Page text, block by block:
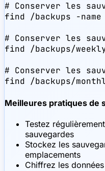
# Conserver les
find /backups -
# Conserver les
find /backups/
# Conserver les
find /backups/
Meilleures pratiques de
Testez
sauvegardes
Stockez les
emplacements
Chiffrez les